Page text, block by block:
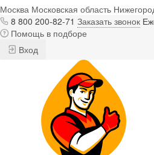
Москва Московская область
8 800 200-82-71 Заказать звонок
Помощь в подборе
Вход